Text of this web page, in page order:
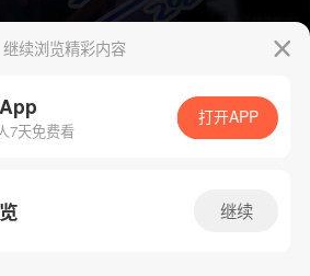
App免费看
腾漫App免费看
继续浏览精彩内容
7天免费看
打开APP
继续